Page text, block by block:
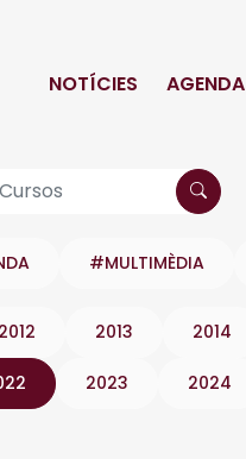
NOTÍCIES AGENDA
#MULTIMÈDIA
2012 2013 2014
2023 2024